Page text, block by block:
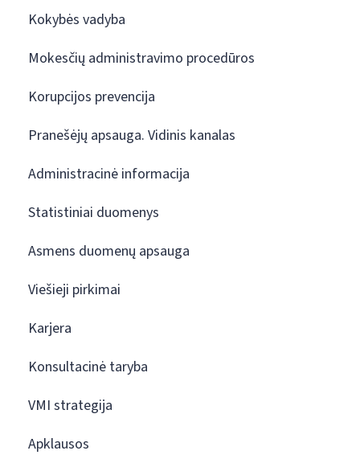
Kokybės vadyba
Mokesčių administravimo procedūros
Korupcijos prevencija
Pranešėjų apsauga. Vidinis kanalas
Administracinė informacija
Statistiniai duomenys
Asmens duomenų apsauga
Viešieji pirkimai
Karjera
Konsultacinė taryba
VMI strategija
Apklausos